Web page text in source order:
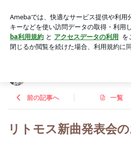
and Fitness ☆
アプリをダウンロードして ブログの更新
ょう。
前の記事へ 一覧
リトモス新曲発表会